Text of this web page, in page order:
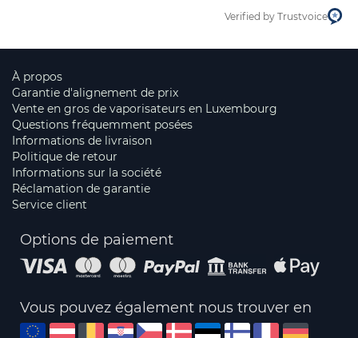
Verified by Trustvoice
À propos
Garantie d'alignement de prix
Vente en gros de vaporisateurs en Luxembourg
Questions fréquemment posées
Informations de livraison
Politique de retour
Informations sur la société
Réclamation de garantie
Service client
Options de paiement
Vous pouvez également nous trouver en